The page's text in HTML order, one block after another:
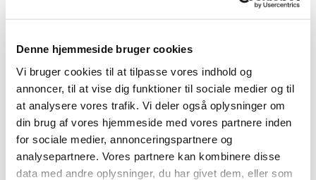
Denne hjemmeside bruger cookies
Vi bruger cookies til at tilpasse vores indhold og
annoncer, til at vise dig funktioner til sociale medier og til
at analysere vores trafik. Vi deler også oplysninger om
din brug af vores hjemmeside med vores partnere inden
for sociale medier, annonceringspartnere og
analysepartnere. Vores partnere kan kombinere disse
data med andre oplysninger, du har givet dem, eller som
Et tilbud til børn fra 0-6 år, sammen med en
forældre/bedsteforældre.
Der serveres brød og kaffe/saft fra kl. 09.30-
10.00, hvorefter der vil være en aktivitet og så
slutter vi af med farvelsang kl. 11.
Det er gratis at deltage.